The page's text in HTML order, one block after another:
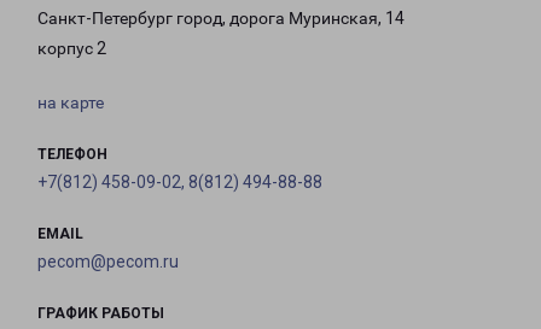
Санкт-Петербург город, дорога Муринская, 14
корпус 2
на карте
ТЕЛЕФОН
+7(812) 458-09-02, 8(812) 494-88-88
EMAIL
pecom@pecom.ru
ГРАФИК РАБОТЫ